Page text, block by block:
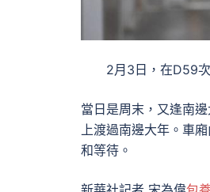
2月3日，在D59次
當日是周末，又逢南
上渡過南邊大年。車
和等待。